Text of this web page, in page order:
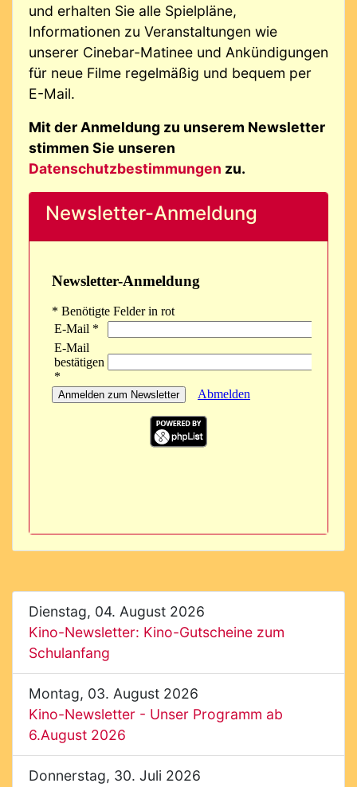
und erhalten Sie alle Spielpläne,
Informationen zu Veranstaltungen wie
unserer Cinebar-Matinee und Ankündigungen
für neue Filme regelmäßig und bequem per
E-Mail.
Mit der Anmeldung zu unserem Newsletter
stimmen Sie unseren
Datenschutzbestimmungen zu.
Newsletter-Anmeldung
Dienstag, 04. August 2026
Kino-Newsletter: Kino-Gutscheine zum
Schulanfang
Montag, 03. August 2026
Kino-Newsletter - Unser Programm ab
6.August 2026
Donnerstag, 30. Juli 2026